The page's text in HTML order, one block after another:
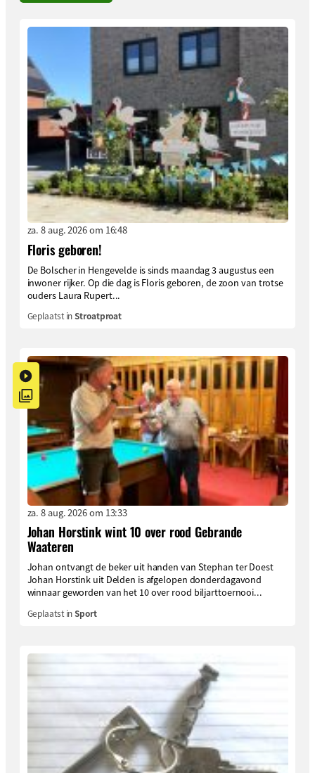
za. 8 aug. 2026 om 16:48
Floris geboren!
De Bolscher in Hengevelde is sinds maandag 3 augustus een
inwoner rijker. Op die dag is Floris geboren, de zoon van trotse
ouders Laura Rupert...
Geplaatst inStroatproat
za. 8 aug. 2026 om 13:33
Johan Horstink wint 10 over rood Gebrande
Waateren
Johan ontvangt de beker uit handen van Stephan ter Doest
Johan Horstink uit Delden is afgelopen donderdagavond
winnaar geworden van het 10 over rood biljarttoernooi...
Geplaatst inSport